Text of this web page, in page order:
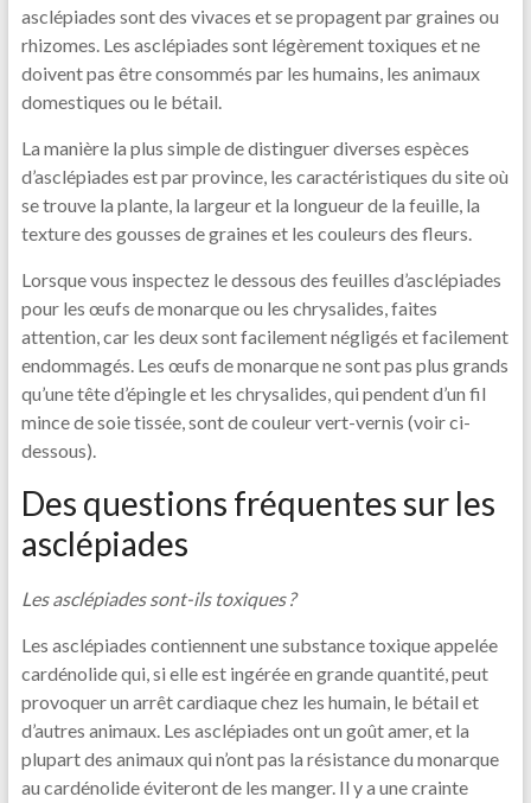
asclépiades sont des vivaces et se propagent par graines ou
rhizomes. Les asclépiades sont légèrement toxiques et ne
doivent pas être consommés par les humains, les animaux
domestiques ou le bétail.
La manière la plus simple de distinguer diverses espèces
d’asclépiades est par province, les caractéristiques du site où
se trouve la plante, la largeur et la longueur de la feuille, la
texture des gousses de graines et les couleurs des fleurs.
Lorsque vous inspectez le dessous des feuilles d’asclépiades
pour les œufs de monarque ou les chrysalides, faites
attention, car les deux sont facilement négligés et facilement
endommagés. Les œufs de monarque ne sont pas plus grands
qu’une tête d’épingle et les chrysalides, qui pendent d’un fil
mince de soie tissée, sont de couleur vert-vernis (voir ci-
dessous).
Des questions fréquentes sur les
asclépiades
Les asclépiades sont-ils toxiques ?
Les asclépiades contiennent une substance toxique appelée
cardénolide qui, si elle est ingérée en grande quantité, peut
provoquer un arrêt cardiaque chez les humain, le bétail et
d’autres animaux. Les asclépiades ont un goût amer, et la
plupart des animaux qui n’ont pas la résistance du monarque
au cardénolide éviteront de les manger. Il y a une crainte